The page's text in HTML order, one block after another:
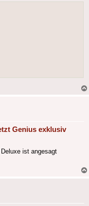
Genius exklusiv
ist angesagt